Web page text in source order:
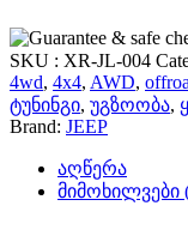
SKU : XR-JL-004
4wd, 4x4, AWD,
ტუნინგი, უგზოობა,
Brand: JEEP
აღწერა
მიმოხილვები